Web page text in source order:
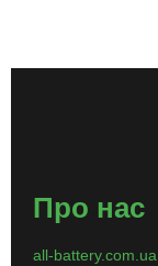
Про нас
all-battery.com.ua